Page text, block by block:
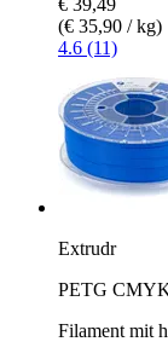
(€ 35,90 / kg)
4.6 (11)
Extrudr
PETG
Filament mit